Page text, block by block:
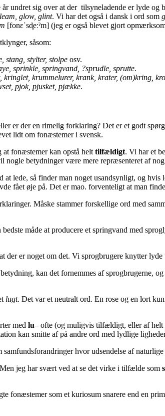
undret sig over at der tilsyneladende er lyde
glow, glint. Vi har det også i dansk i ord som
[fonɛˈsd̥eːˀm] (jeg er også blevet gjort
såsom:
stang, stylter, stolpe osv.
sprinkle, springvand, ?sprudle, sprutte.
kringlet, krummelurer, krank, krater, (om)kring,
pjok, pjusket, pjække.
er der en rimelig forklaring? Det er et godt
lidt om fonæstemer i svensk.
fonæstemer kan opstå helt tilfældigt. Vi har et
betydninger være mere repræsenteret af
lede, så finder man noget usandsynligt, og
fået øje på. Det er mao. forventeligt at man
Måske stammer forskellige ord med
måde at producere et springvand med
der er noget om det. Vi sprogbrugere knytter
kan det fornemmes af sprogbrugerne,
lugt. Det var et neutralt ord. En rose og en lort
med lu– ofte (og muligvis tilfældigt, eller af helt
kan smitte af på andre ord med lydlige
hvor udsendelse af
jeg har svært ved at se det virke i tilfælde som
fonæstemer som et kuriosum snarere end en